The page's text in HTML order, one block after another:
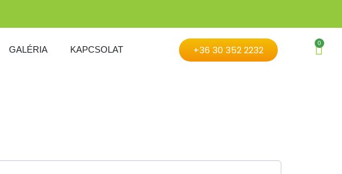
GALÉRIA KAPCSOLAT +36 30 352 2232
0